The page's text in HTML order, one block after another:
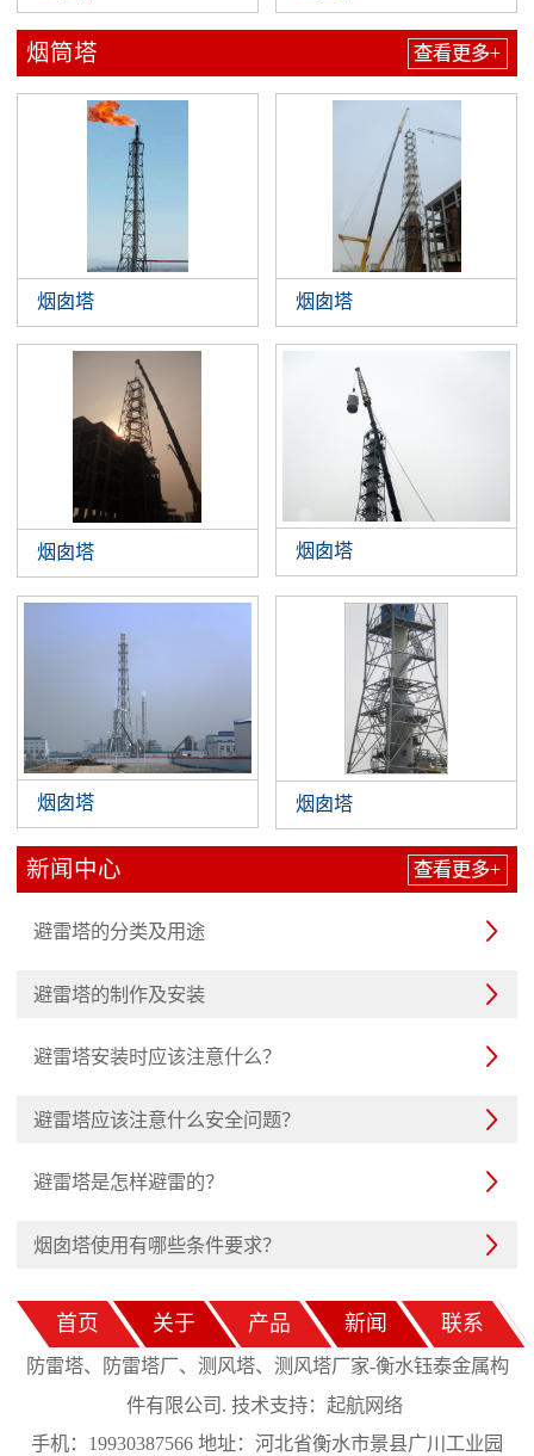
烟筒塔 查看更多+
烟囱塔 烟囱塔
烟囱塔 烟囱塔
烟囱塔 烟囱塔
新闻中心 查看更多+

避雷塔的分类及用途

避雷塔的制作及安装

避雷塔安装时应该注意什么？

避雷塔应该注意什么安全问题？

避雷塔是怎样避雷的？

烟囱塔使用有哪些条件要求？
首页 关于 产品 新闻 联系
防雷塔、防雷塔厂、测风塔、测风塔厂家-衡水钰泰金属构
件有限公司. 技术支持： 起航网络
手机：19930387566 地址：河北省衡水市景县广川工业园